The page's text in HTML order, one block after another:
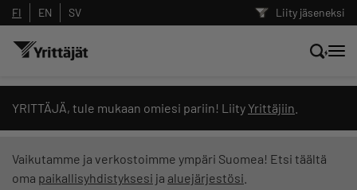
Liity jäseneksi
FI EN SV
YRITTÄJÄ, tule mukaan omiesi pariin! Liity Yrittäjiin
Vaikutamme ja verkostoimme ympäri Suomea! Etsi täältä
oma paikallisyhdistyksesi ja aluejärjestösi
Hae sivustolta tai kysy suoraan
Yrittäjien tekoälyltä